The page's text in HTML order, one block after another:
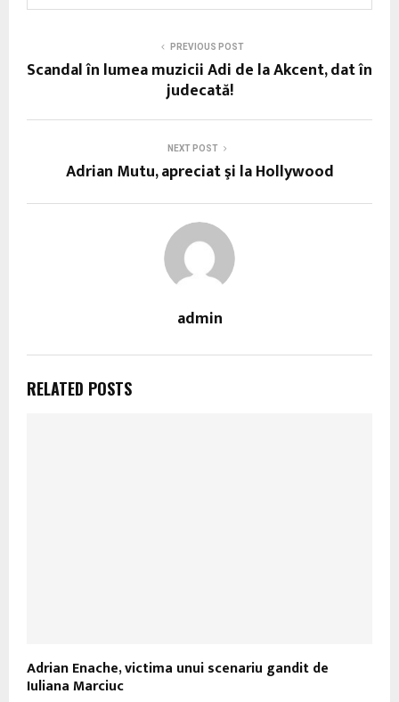
PREVIOUS POST
Scandal în lumea muzicii Adi de la Akcent, dat în
judecată!
NEXT POST
Adrian Mutu, apreciat şi la Hollywood
admin
RELATED POSTS
Adrian Enache, victima unui scenariu gandit de
Iuliana Marciuc